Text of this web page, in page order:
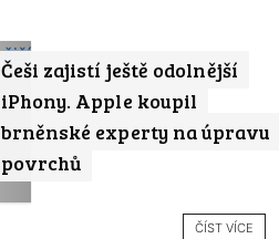
Češi zajistí ještě odolnější
iPhony. Apple koupil
brněnské experty na úpravu
povrchů
ČÍST VÍCE